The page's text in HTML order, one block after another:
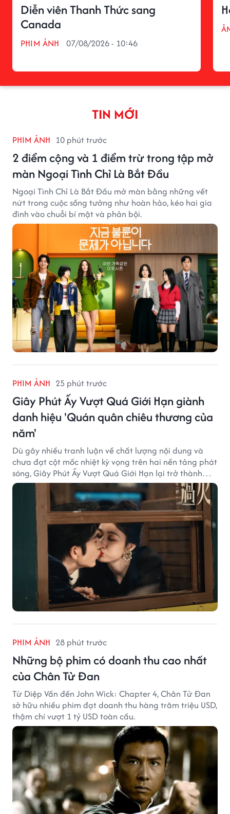
Diễn viên Thanh Thức sang
Canada
PHIM ẢNH 07/08/2026 - 10:46
TIN MỚI
PHIM ẢNH 10 phút trước
2 điểm cộng và 1 điểm trừ trong tập mở
màn Ngoại Tình Chỉ Là Bắt Đầu
Ngoại Tình Chỉ Là Bắt Đầu mở màn bằng những vết
nứt trong cuộc sống tưởng như hoàn hảo, kéo hai gia
đình vào chuỗi bí mật và phản bội.
PHIM ẢNH 25 phút trước
Giây Phút Ấy Vượt Quá Giới Hạn giành
danh hiệu 'Quán quân chiêu thương của
năm'
Dù gây nhiều tranh luận về chất lượng nội dung và
chưa đạt cột mốc nhiệt kỳ vọng trên hai nền tảng phát
sóng, Giây Phút Ấy Vượt Quá Giới Hạn lại trở thành
hiện tượng ở khía cạnh thương mại.
PHIM ẢNH 28 phút trước
Những bộ phim có doanh thu cao nhất
của Chân Tử Đan
Từ Diệp Vấn đến John Wick: Chapter 4, Chân Tử Đan
sở hữu nhiều phim đạt doanh thu hàng trăm triệu USD,
thậm chí vượt 1 tỷ USD toàn cầu.